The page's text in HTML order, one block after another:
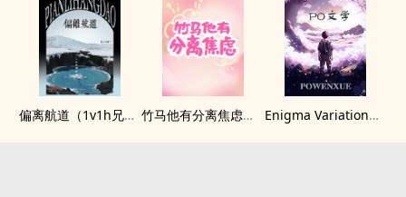
偏离航道（1v1h兄妹骨科bg） 竹马他有分离焦虑（1v1） Enigma Variation（二战德国）